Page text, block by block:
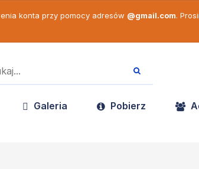
konta przy pomocy adresów @gmail.com.
Galeria Pobierz